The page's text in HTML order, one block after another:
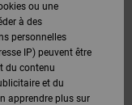
ou une
à des
personnelles
IP) peuvent être
du contenu
et du
apprendre plus sur